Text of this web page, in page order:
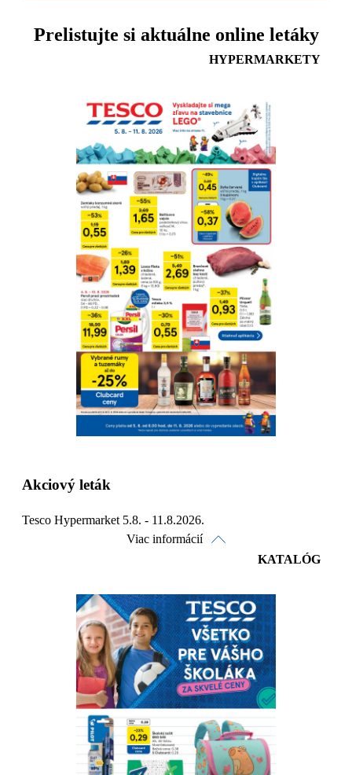
Prelistujte si aktuálne online letáky
HYPERMARKETY
Akciový leták
Tesco Hypermarket 5.8. - 11.8.2026.
Viac informácií
Pozrieť online
Stiahnuť
KATALÓG